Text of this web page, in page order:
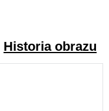
Historia obrazu